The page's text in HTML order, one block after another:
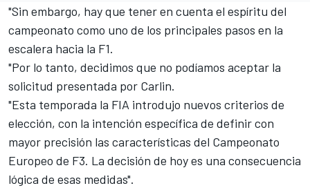
"Sin embargo, hay que tener en cuenta el espíritu del
campeonato como uno de los principales pasos en la
escalera hacia la F1.
"Por lo tanto, decidimos que no podíamos aceptar la
solicitud presentada por Carlin.
"Esta temporada la FIA introdujo nuevos criterios de
elección, con la intención específica de definir con
mayor precisión las características del Campeonato
Europeo de F3. La decisión de hoy es una consecuencia
lógica de esas medidas".